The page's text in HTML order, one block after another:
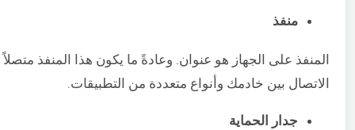
منفذ
المنفذ على الجهاز هو عنوان. وعادةً ما يكون هذا المنفذ
الاتصال بين خادمك وأنواع متعددة من التطبيقات.
جدار الحماية